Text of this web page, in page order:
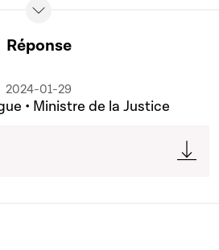
Réponse
2024-01-29
• Ministre de la Justice